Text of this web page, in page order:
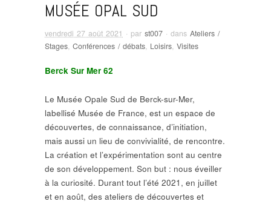
MUSÉE OPAL SUD
vendredi 27 août 2021 · par st007 · dans Ateliers /
Stages, Conférences / débats, Loisirs, Visites
Berck Sur Mer 62
Le Musée Opale Sud de Berck-sur-Mer,
labellisé Musée de France, est un espace de
découvertes, de connaissance, d’initiation,
mais aussi un lieu de convivialité, de rencontre.
La création et l’expérimentation sont au centre
de son développement. Son but : nous éveiller
à la curiosité. Durant tout l’été 2021, en juillet
et en août, des ateliers de découvertes et